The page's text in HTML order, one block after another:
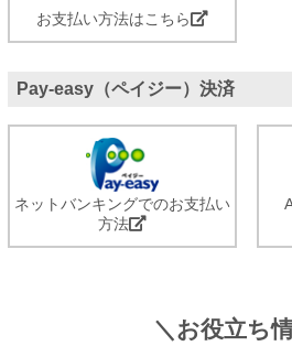
お支払い方法はこちら
Pay-easy（ペイジー）決済
ネットバンキングでのお支払い
方法
＼お役立ち